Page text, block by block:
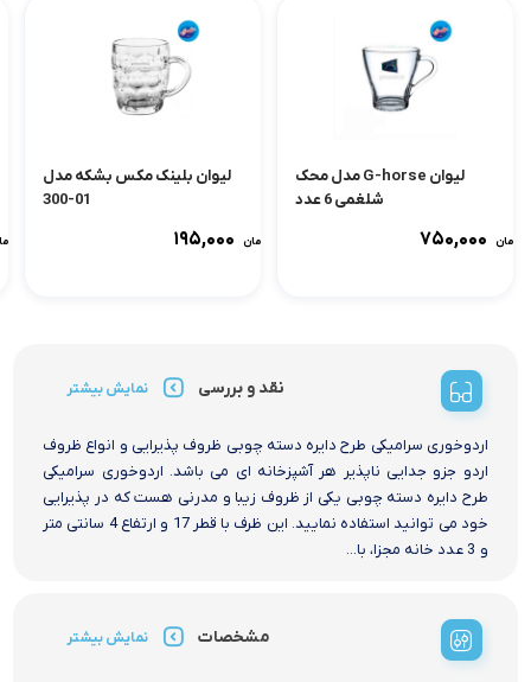
لیوان G-horse مدل محک
شلغمی 6 عدد
۷۵۰,۰۰۰ تومان
لیوان بلینک مکس بشکه مدل
01-300
۱۹۵,۰۰۰ تومان
نقد و بررسی نمایش بیشتر
اردوخوری سرامیکی طرح دایره دسته چوبی ظروف پذیرایی و انواع ظروف
اردو جزو جدایی ناپذیر هر آشپزخانه ای می باشد. اردوخوری سرامیکی
طرح دایره دسته چوبی یکی از ظروف زیبا و مدرنی هست که در پذیرایی
خود می توانید استفاده نمایید. این ظرف با قطر 17 و ارتفاع 4 سانتی متر
و 3 عدد خانه مجزا، با...
مشخصات نمایش بیشتر